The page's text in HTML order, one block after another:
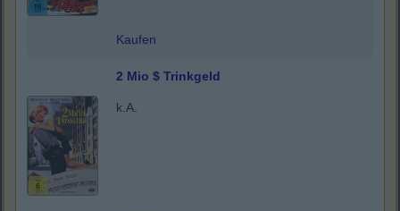
Kaufen
2 Mio $ Trinkgeld
k.A.